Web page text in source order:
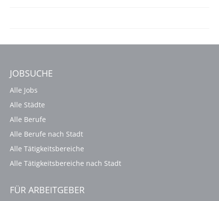
JOBSUCHE
Alle Jobs
Alle Städte
Alle Berufe
Alle Berufe nach Stadt
Alle Tätigkeitsbereiche
Alle Tätigkeitsbereiche nach Stadt
FÜR ARBEITGEBER